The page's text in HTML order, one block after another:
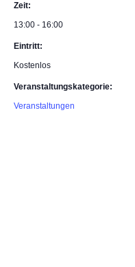
Zeit:
13:00 - 16:00
Eintritt:
Kostenlos
Veranstaltungskategorie:
Veranstaltungen